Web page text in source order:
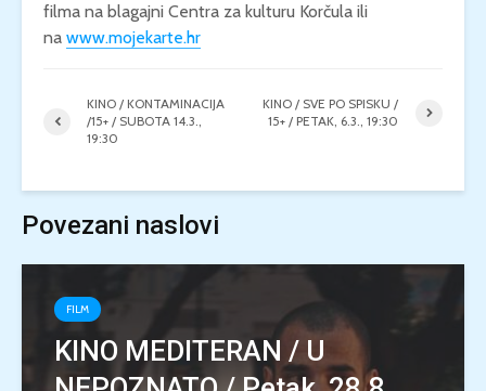
filma na blagajni Centra za kulturu Korčula ili
na www.mojekarte.hr
KINO / KONTAMINACIJA
/15+ / SUBOTA 14.3.,
19:30
KINO / SVE PO SPISKU /
15+ / PETAK, 6.3., 19:30
Povezani naslovi
FILM
KINO MEDITERAN / U